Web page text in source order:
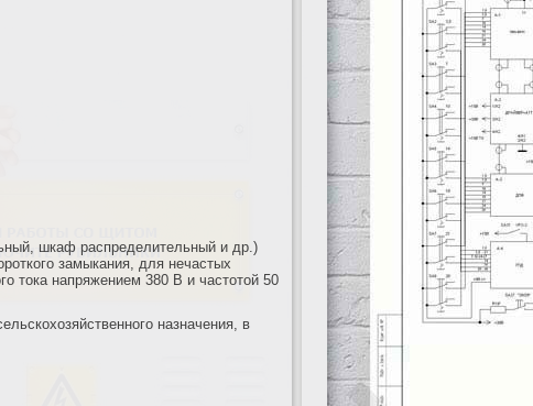
шкаф распределительный и др.)
замыкания, для нечастых
тока напряжением 380 В и частотой 50
назначения, в